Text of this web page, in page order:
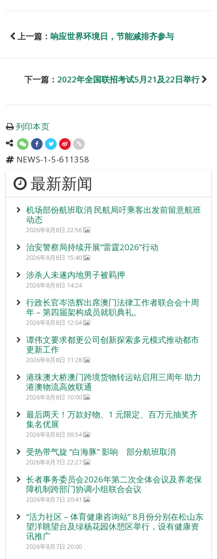
上一篇： 响应世界环境日，节能减排齐参与
下一篇： 2022年全国联招考试5月21及22日举行
列印本页
NEWS-1-5-611358
最新新闻
机场部份航班取消 民航局吁乘客出发前留意航班
动态
2026年8月8日 22:56
治安警察局持续开展“雷霆2026”行动
2026年8月8日 15:40
涉杀人未遂内地男子被羁押
2026年8月8日 14:24
行政长官岑浩辉出席澳门法律工作者联合会十周
年 – 第四届架构成员就职典礼。
2026年8月8日 12:04
谭伟文要求都更公司创新探索多元模式推动都市
更新工作
2026年8月8日 11:28
港珠澳大桥澳门跨境货物转运站启用三周年 助力
港澳物流高效联通
2026年8月8日 10:00
最后两天！万款好物、1 元限定、百万元抽奖齐
集名优展
2026年8月8日 09:54
受热带气旋 “白海豚” 影响 部分航班取消
2026年8月7日 22:27
长者事务委员会2026年第二次全体会议及养老保
障机制跨部门协调小组联合会议
2026年8月7日 20:41
“活力社区 – 体育健康咨询站” 8月份分别在松山东
望洋眺望台及绿杨花园休憩区举行，设有健康资
讯推广
2026年8月7日 20:00